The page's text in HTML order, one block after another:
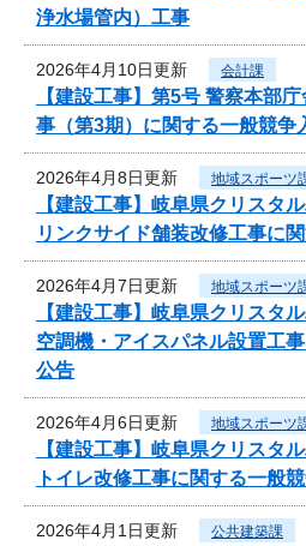
浄水場管内）工事
2026年4月10日更新 会計課
【建設工事】第5号 警察本部
事（第3期）に関する一般競争
2026年4月8日更新 地域スポーツ
【建設工事】岐阜県クリスタ
リンクサイド舗装改修工事に
2026年4月7日更新 地域スポーツ
【建設工事】岐阜県クリスタ
空調機・アイスパネル設置工
公告
2026年4月6日更新 地域スポーツ
【建設工事】岐阜県クリスタ
トイレ改修工事に関する一般
2026年4月1日更新 公共建築課